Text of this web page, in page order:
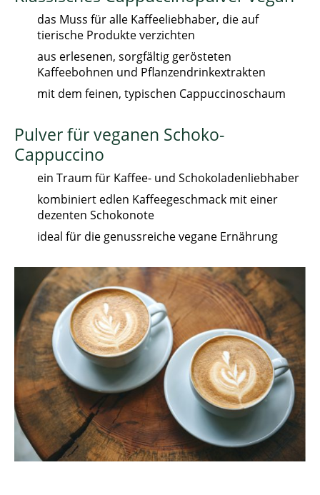
das Muss für alle Kaffeeliebhaber, die auf
tierische Produkte verzichten
aus erlesenen, sorgfältig gerösteten
Kaffeebohnen und Pflanzendrinkextrakten
mit dem feinen, typischen Cappuccinoschaum
Pulver für veganen Schoko-
Cappuccino
ein Traum für Kaffee- und Schokoladenliebhaber
kombiniert edlen Kaffeegeschmack mit einer
dezenten Schokonote
ideal für die genussreiche vegane Ernährung